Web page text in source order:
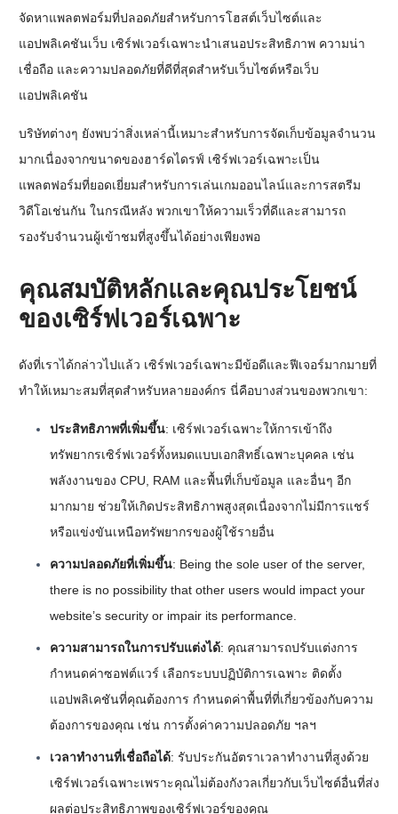
จัดหาแพลตฟอร์มที่ปลอดภัยสำหรับการโฮสต์เว็บไซต์และ
แอปพลิเคชันเว็บ เซิร์ฟเวอร์เฉพาะนำเสนอประสิทธิภาพ ความน่า
เชื่อถือ และความปลอดภัยที่ดีที่สุดสำหรับเว็บไซต์หรือเว็บ
แอปพลิเคชัน
บริษัทต่างๆ ยังพบว่าสิ่งเหล่านี้เหมาะสำหรับการจัดเก็บข้อมูลจำนวน
มากเนื่องจากขนาดของฮาร์ดไดรฟ์ เซิร์ฟเวอร์เฉพาะเป็น
แพลตฟอร์มที่ยอดเยี่ยมสำหรับการเล่นเกมออนไลน์และการสตรีม
วิดีโอเช่นกัน ในกรณีหลัง พวกเขาให้ความเร็วที่ดีและสามารถ
รองรับจำนวนผู้เข้าชมที่สูงขึ้นได้อย่างเพียงพอ
คุณสมบัติหลักและคุณประโยชน์
ของเซิร์ฟเวอร์เฉพาะ
ดังที่เราได้กล่าวไปแล้ว เซิร์ฟเวอร์เฉพาะมีข้อดีและฟีเจอร์มากมายที่
ทำให้เหมาะสมที่สุดสำหรับหลายองค์กร นี่คือบางส่วนของพวกเขา:
ประสิทธิภาพที่เพิ่มขึ้น: เซิร์ฟเวอร์เฉพาะให้การเข้าถึง
ทรัพยากรเซิร์ฟเวอร์ทั้งหมดแบบเอกสิทธิ์เฉพาะบุคคล เช่น
พลังงานของ CPU, RAM และพื้นที่เก็บข้อมูล และอื่นๆ อีก
มากมาย ช่วยให้เกิดประสิทธิภาพสูงสุดเนื่องจากไม่มีการแชร์
หรือแข่งขันเหนือทรัพยากรของผู้ใช้รายอื่น
ความปลอดภัยที่เพิ่มขึ้น: Being the sole user of the server,
there is no possibility that other users would impact your
website’s security or impair its performance.
ความสามารถในการปรับแต่งได้: คุณสามารถปรับแต่งการ
กำหนดค่าซอฟต์แวร์ เลือกระบบปฏิบัติการเฉพาะ ติดตั้ง
แอปพลิเคชันที่คุณต้องการ กำหนดค่าพื้นที่ที่เกี่ยวข้องกับความ
ต้องการของคุณ เช่น การตั้งค่าความปลอดภัย ฯลฯ
เวลาทำงานที่เชื่อถือได้: รับประกันอัตราเวลาทำงานที่สูงด้วย
เซิร์ฟเวอร์เฉพาะเพราะคุณไม่ต้องกังวลเกี่ยวกับเว็บไซต์อื่นที่ส่ง
ผลต่อประสิทธิภาพของเซิร์ฟเวอร์ของคุณ